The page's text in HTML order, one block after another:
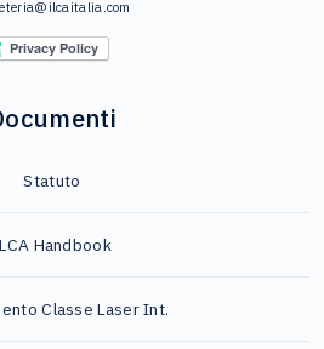
Statuto
Handbook
Classe Laser Int.